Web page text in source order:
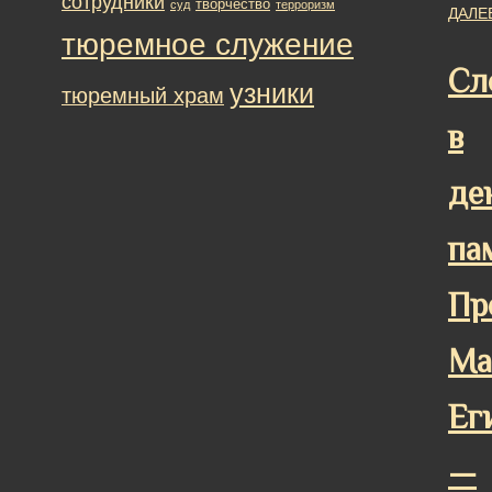
в
—
суд творчество терроризм
тюремное служение
тюремный храм узники